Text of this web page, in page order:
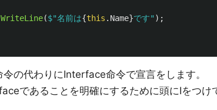
WriteLine($"名前は{this . Name}です" );
の代わりにInterface命令で宣言をします。
であることを明確にするために頭にIをつけ